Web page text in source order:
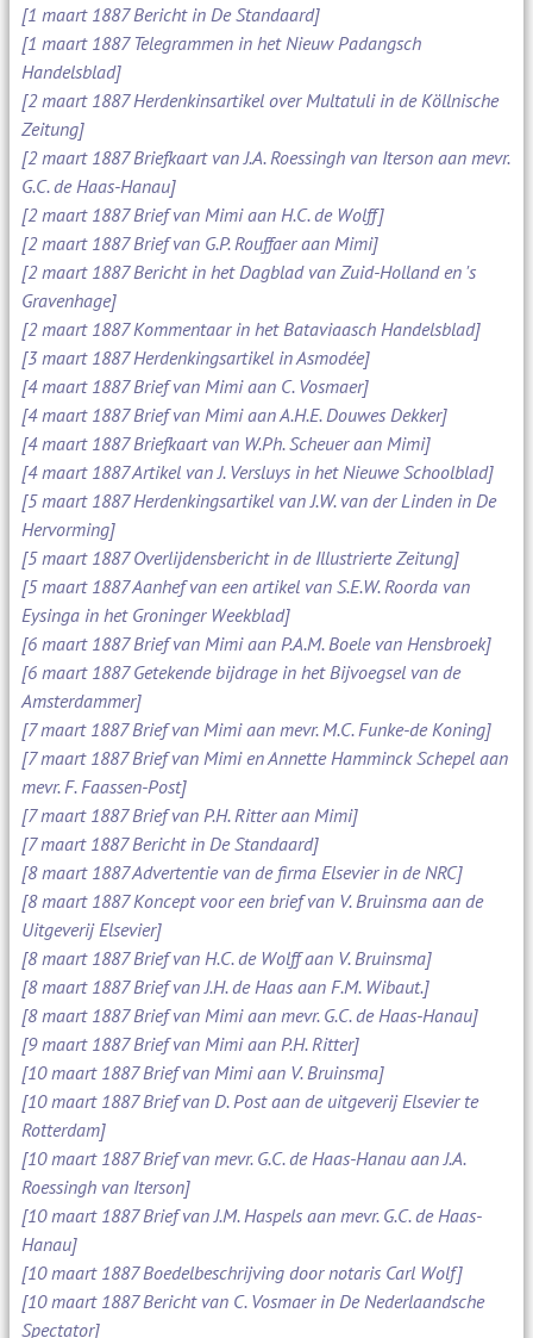
[1 maart 1887 Bericht in De Standaard]
[1 maart 1887 Telegrammen in het Nieuw Padangsch
Handelsblad]
[2 maart 1887 Herdenkinsartikel over Multatuli in de Köllnische
Zeitung]
[2 maart 1887 Briefkaart van J.A. Roessingh van Iterson aan mevr.
G.C. de Haas-Hanau]
[2 maart 1887 Brief van Mimi aan H.C. de Wolff]
[2 maart 1887 Brief van G.P. Rouffaer aan Mimi]
[2 maart 1887 Bericht in het Dagblad van Zuid-Holland en 's
Gravenhage]
[2 maart 1887 Kommentaar in het Bataviaasch Handelsblad]
[3 maart 1887 Herdenkingsartikel in Asmodée]
[4 maart 1887 Brief van Mimi aan C. Vosmaer]
[4 maart 1887 Brief van Mimi aan A.H.E. Douwes Dekker]
[4 maart 1887 Briefkaart van W.Ph. Scheuer aan Mimi]
[4 maart 1887 Artikel van J. Versluys in het Nieuwe Schoolblad]
[5 maart 1887 Herdenkingsartikel van J.W. van der Linden in De
Hervorming]
[5 maart 1887 Overlijdensbericht in de Illustrierte Zeitung]
[5 maart 1887 Aanhef van een artikel van S.E.W. Roorda van
Eysinga in het Groninger Weekblad]
[6 maart 1887 Brief van Mimi aan P.A.M. Boele van Hensbroek]
[6 maart 1887 Getekende bijdrage in het Bijvoegsel van de
Amsterdammer]
[7 maart 1887 Brief van Mimi aan mevr. M.C. Funke-de Koning]
[7 maart 1887 Brief van Mimi en Annette Hamminck Schepel aan
mevr. F. Faassen-Post]
[7 maart 1887 Brief van P.H. Ritter aan Mimi]
[7 maart 1887 Bericht in De Standaard]
[8 maart 1887 Advertentie van de firma Elsevier in de NRC]
[8 maart 1887 Koncept voor een brief van V. Bruinsma aan de
Uitgeverij Elsevier]
[8 maart 1887 Brief van H.C. de Wolff aan V. Bruinsma]
[8 maart 1887 Brief van J.H. de Haas aan F.M. Wibaut.]
[8 maart 1887 Brief van Mimi aan mevr. G.C. de Haas-Hanau]
[9 maart 1887 Brief van Mimi aan P.H. Ritter]
[10 maart 1887 Brief van Mimi aan V. Bruinsma]
[10 maart 1887 Brief van D. Post aan de uitgeverij Elsevier te
Rotterdam]
[10 maart 1887 Brief van mevr. G.C. de Haas-Hanau aan J.A.
Roessingh van Iterson]
[10 maart 1887 Brief van J.M. Haspels aan mevr. G.C. de Haas-
Hanau]
[10 maart 1887 Boedelbeschrijving door notaris Carl Wolf]
[10 maart 1887 Bericht van C. Vosmaer in De Nederlaandsche
Spectator]